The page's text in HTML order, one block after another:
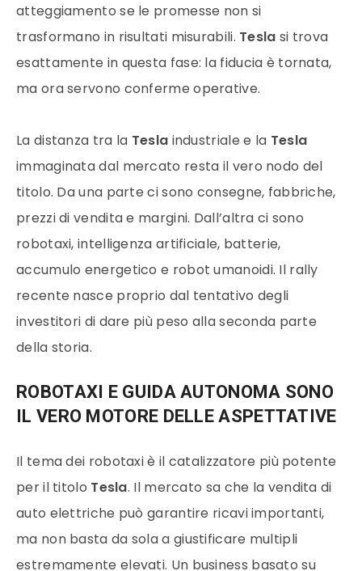
atteggiamento se le promesse non si
trasformano in risultati misurabili. Tesla si trova
esattamente in questa fase: la fiducia è tornata,
ma ora servono conferme operative.
La distanza tra la Tesla industriale e la Tesla
immaginata dal mercato resta il vero nodo del
titolo. Da una parte ci sono consegne, fabbriche,
prezzi di vendita e margini. Dall’altra ci sono
robotaxi, intelligenza artificiale, batterie,
accumulo energetico e robot umanoidi. Il rally
recente nasce proprio dal tentativo degli
investitori di dare più peso alla seconda parte
della storia.
ROBOTAXI E GUIDA AUTONOMA SONO
IL VERO MOTORE DELLE ASPETTATIVE
Il tema dei robotaxi è il catalizzatore più potente
per il titolo Tesla. Il mercato sa che la vendita di
auto elettriche può garantire ricavi importanti,
ma non basta da sola a giustificare multipli
estremamente elevati. Un business basato su